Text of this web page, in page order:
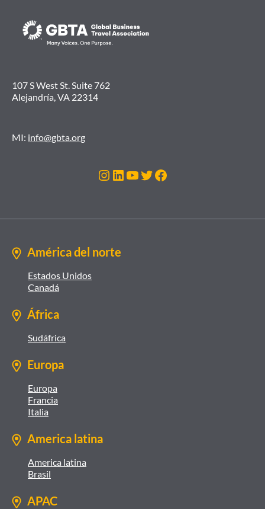
107 S West St. Suite 762
Alejandría, VA 22314
MI: info@gbta.org
Instagram
LinkedIn
YouTube
Twitter
Facebook
América del norte
Estados Unidos
Canadá
África
Sudáfrica
Europa
Europa
Francia
Italia
America latina
America latina
Brasil
APAC